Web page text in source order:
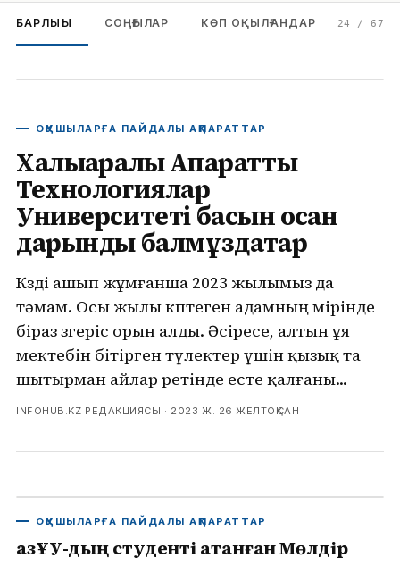
БАРЛЫҒЫ СОҢҒЫЛАР КӨП ОҚЫЛҒАНДАР 24 /67
ОҚУШЫЛАРҒА ПАЙДАЛЫ АҚПАРАТТАР
Халықаралық Ақпараттық
Технологиялар
Университеті басын қосқан
дарынды балмұздақтар
Көзді ашып жұмғанша 2023 жылымыз да
тәмам. Осы жылы көптеген адамның өмірінде
біраз өзгеріс орын алды. Әсіресе, алтын ұя
мектебін бітірген түлектер үшін қызық та
шытырман айлар ретінде есте қалғаны...
INFOHUB.KZ РЕДАКЦИЯСЫ · 2023 Ж. 26 ЖЕЛТОҚСАН
ОҚУШЫЛАРҒА ПАЙДАЛЫ АҚПАРАТТАР
ҚазҰУ-дың студенті атанған Мөлдір